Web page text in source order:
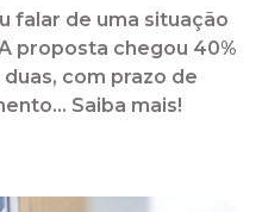
falar de uma situação
proposta chegou 40%
com prazo de
Saiba mais!